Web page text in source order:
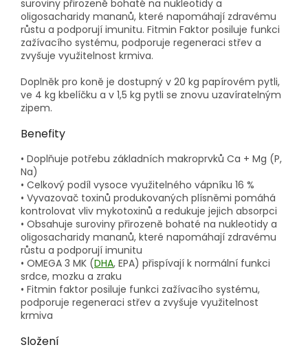
suroviny přirozeně bohaté na nukleotidy a
oligosacharidy mananů, které napomáhají zdravému
růstu a podporují imunitu. Fitmin Faktor posiluje funkci
zažívacího systému, podporuje regeneraci střev a
zvyšuje využitelnost krmiva.
Doplněk pro koně je dostupný v 20 kg papírovém pytli,
ve 4 kg kbelíčku a v 1,5 kg pytli se znovu uzavíratelným
zipem.
Benefity
• Doplňuje potřebu základních makroprvků Ca + Mg (P,
Na)
• Celkový podíl vysoce využitelného vápníku 16 %
• Vyvazovač toxinů produkovaných plísněmi pomáhá
kontrolovat vliv mykotoxinů a redukuje jejich absorpci
• Obsahuje suroviny přirozeně bohaté na nukleotidy a
oligosacharidy mananů, které napomáhají zdravému
růstu a podporují imunitu
• OMEGA 3 MK (DHA, EPA) přispívají k normální funkci
srdce, mozku a zraku
• Fitmin faktor posiluje funkci zažívacího systému,
podporuje regeneraci střev a zvyšuje využitelnost
krmiva
Složení